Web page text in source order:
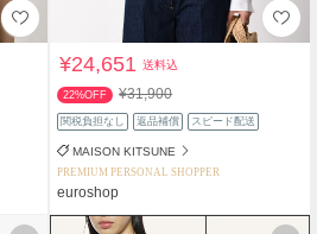
¥24,651送料込
22%OFF ¥31,900
関税負担なし 返品補償 スピード配送
MAISON KITSUNE
PREMIUM PERSONAL SHOPPER
euroshop